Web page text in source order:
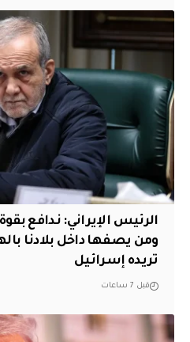
الرئيس الإيراني: ندافع
ومن يصفها داخل بلادنا
تريده إسرائيل
قبل 7 ساعات